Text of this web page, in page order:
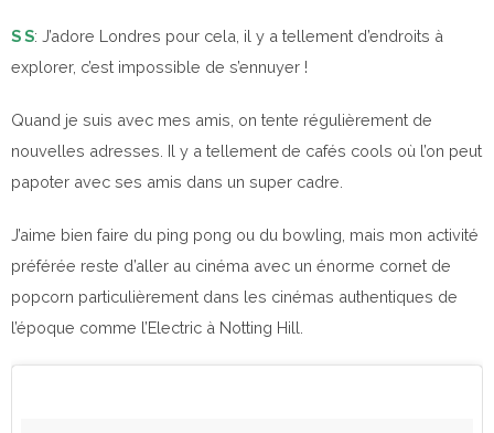
S S: J’adore Londres pour cela, il y a tellement d’endroits à
explorer, c’est impossible de s’ennuyer !
Quand je suis avec mes amis, on tente régulièrement de
nouvelles adresses. Il y a tellement de cafés cools où l’on peut
papoter avec ses amis dans un super cadre.
J’aime bien faire du ping pong ou du bowling, mais mon activité
préférée reste d’aller au cinéma avec un énorme cornet de
popcorn particulièrement dans les cinémas authentiques de
l’époque comme l’Electric à Notting Hill.